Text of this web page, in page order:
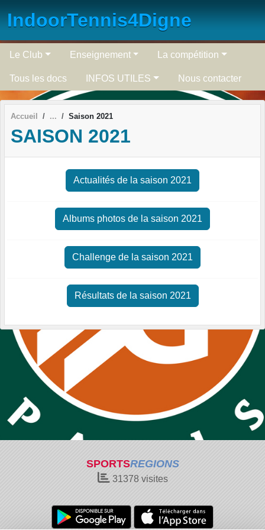
IndoorTennis4Digne
Le Club Enseignement La compétition
Tous les docs INFOS UTILES Nous contacter
Accueil Saison 2021
SAISON 2021
Actualités de la saison 2021
Albums photos de la saison 2021
Challenge de la saison 2021
Résultats de la saison 2021
SPORTSREGIONS
31378visites